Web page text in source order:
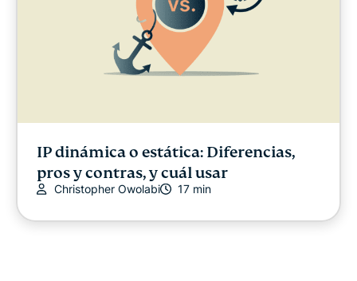
IP dinámica o estática: Diferencias,
pros y contras, y cuál usar
Christopher Owolabi 17 min